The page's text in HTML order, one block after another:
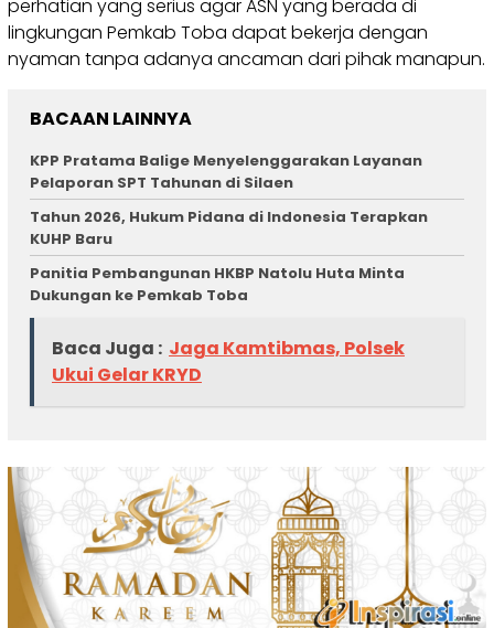
perhatian yang serius agar ASN yang berada di
lingkungan Pemkab Toba dapat bekerja dengan
nyaman tanpa adanya ancaman dari pihak manapun.
BACAAN LAINNYA
KPP Pratama Balige Menyelenggarakan Layanan
Pelaporan SPT Tahunan di Silaen
Tahun 2026, Hukum Pidana di Indonesia Terapkan
KUHP Baru
Panitia Pembangunan HKBP Natolu Huta Minta
Dukungan ke Pemkab Toba
Baca Juga : Jaga Kamtibmas, Polsek
Ukui Gelar KRYD